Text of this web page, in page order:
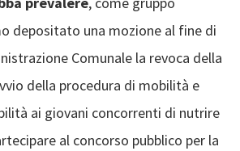
depositato una mozione al fine di
Comunale la revoca della
della procedura di mobilità e
ai giovani concorrenti di nutrire
al concorso pubblico per la